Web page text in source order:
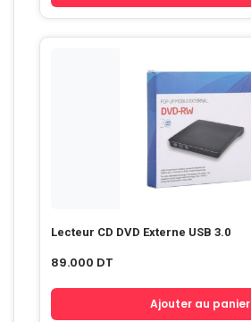
Lecteur CD DVD Externe USB 3.0
89.000 DT
Ajouter au panier